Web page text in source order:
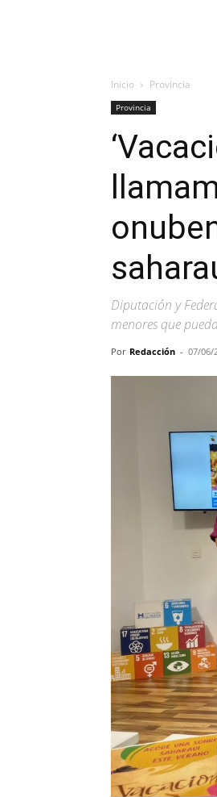
Inicio Provincia
Provincia
Diputación y
menores que
Por Redacción - 07/06/